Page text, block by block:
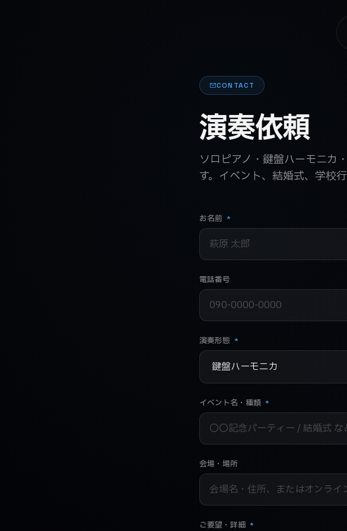
CONTACT
演奏依頼
ソロピアノ・鍵盤ハーモニカ
す。イベント、結婚式、学校
お名前 *
電話番号
演奏形態 *
イベント名・種類 *
会場・場所
ご要望・詳細 *